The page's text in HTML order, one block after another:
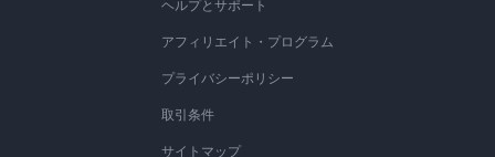
ヘルプとサポート
アフィリエイト・プログラム
プライバシーポリシー
取引条件
サイトマップ